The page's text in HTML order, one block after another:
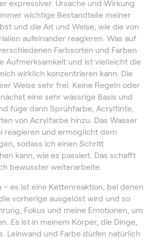
expressiver. Ursache und Wirkung
wichtige Bestandteile meiner
und die Art und Weise, wie die von
aufeinander reagieren. Was auf
Farbsorten und Farben
Aufmerksamkeit und ist vielleicht die
wirklich konzentrieren kann. Die
Weise sehr frei. Keine Regeln oder
eine sehr wässrige Basis und
füge dann Sprühfarbe, Acryltinte,
von Acrylfarbe hinzu. Das Wasser
reagieren und ermöglicht dem
sodass ich einen Schritt
kann, wie es passiert. Das schafft
bewusster weiterarbeite.
es ist eine Kettenreaktion, bei denen
vorherige ausgelöst wird und so
Fokus und meine Emotionen, um
Es ist in meinem Körper, die Dinge,
Leinwand und Farbe dürfen natürlich